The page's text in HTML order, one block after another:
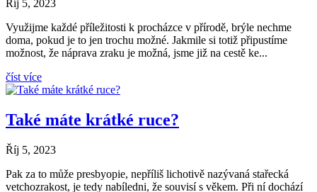
Říj 5, 2023
Využijme každé příležitosti k procházce v přírodě, brýle nechme
doma, pokud je to jen trochu možné. Jakmile si totiž připustíme
možnost, že náprava zraku je možná, jsme již na cestě ke...
číst více
Také máte krátké ruce?
Říj 5, 2023
Pak za to může presbyopie, nepříliš lichotivě nazývaná stařecká
vetchozrakost, je tedy nabíledni, že souvisí s věkem. Při ní dochází